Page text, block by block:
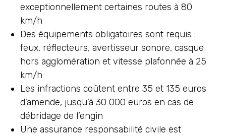
exceptionnellement certaines routes à 80
km/h
Des équipements obligatoires sont requis :
feux, réflecteurs, avertisseur sonore, casque
hors agglomération et vitesse plafonnée à 25
km/h
Les infractions coûtent entre 35 et 135 euros
d’amende, jusqu’à 30 000 euros en cas de
débridage de l’engin
Une assurance responsabilité civile est